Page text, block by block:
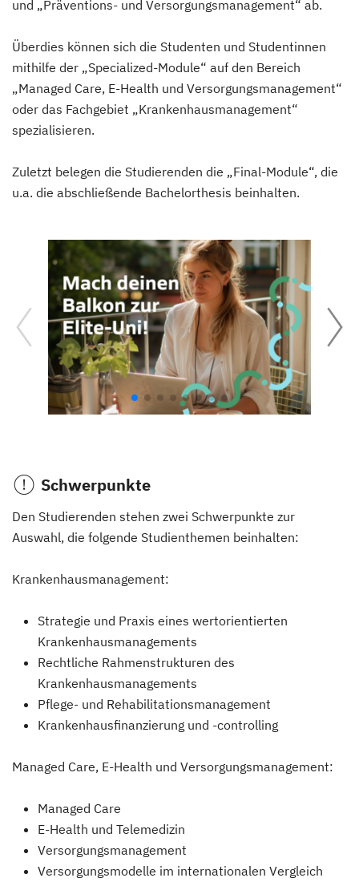
und „Präventions- und Versorgungsmanagement“ ab.
Überdies können sich die Studenten und Studentinnen
mithilfe der „Specialized-Module“ auf den Bereich
„Managed Care, E-Health und Versorgungsmanagement“
oder das Fachgebiet „Krankenhausmanagement“
spezialisieren.
Zuletzt belegen die Studierenden die „Final-Module“, die
u.a. die abschließende Bachelorthesis beinhalten.
Schwerpunkte
Den Studierenden stehen zwei Schwerpunkte zur
Auswahl, die folgende Studienthemen beinhalten:
Krankenhausmanagement:
Strategie und Praxis eines wertorientierten
Krankenhausmanagements
Rechtliche Rahmenstrukturen des
Krankenhausmanagements
Pflege- und Rehabilitationsmanagement
Krankenhausfinanzierung und -controlling
Managed Care, E-Health und Versorgungsmanagement:
Managed Care
E-Health und Telemedizin
Versorgungsmanagement
Versorgungsmodelle im internationalen Vergleich